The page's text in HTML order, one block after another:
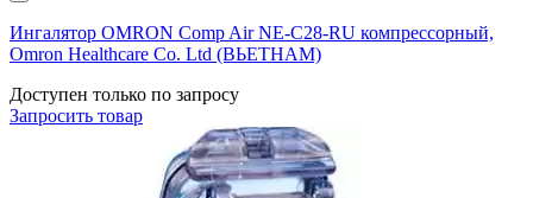
Ингалятор OMRON Comp Air NE-C28-RU компрессорный,
Omron Healthcare Co. Ltd (ВЬЕТНАМ)
Доступен только по запросу
Запросить товар